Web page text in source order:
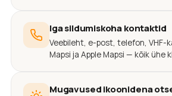
Iga sildumiskoha kontaktid
Veebileht, e-post, telefon, VHF-
Mapsi ja Apple Mapsi — kõik ühe
Mugavused ikoonidena